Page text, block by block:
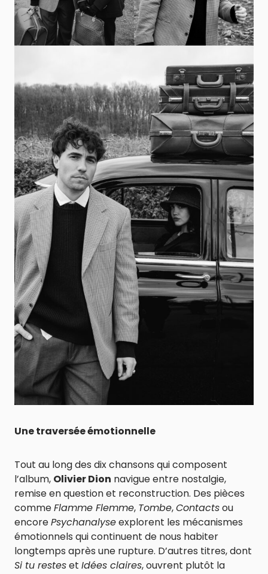
Une traversée émotionnelle
Tout au long des dix chansons qui composent
l’album, Olivier Dion navigue entre nostalgie,
remise en question et reconstruction. Des pièces
commeFlamme Flemme, Tombe,Contactsou
encorePsychanalyseexplorent les mécanismes
émotionnels qui continuent de nous habiter
longtemps après une rupture. D’autres titres, dont
Si tu resteset Idées claires, ouvrent plutôt la